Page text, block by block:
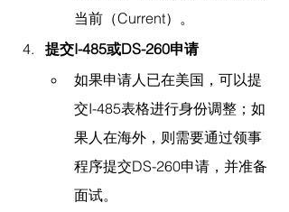
当前（Current）。
提交I-485或DS-260申请
如果申请人已在美国，可以提
交I-485表格进行身份调整；如
果人在海外，则需要通过领事
程序提交DS-260申请，并准备
面试。